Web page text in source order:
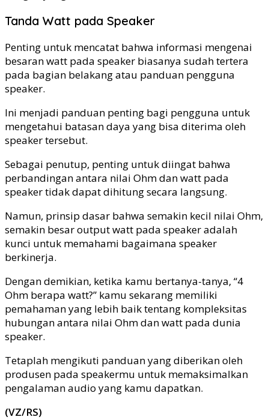
Tanda Watt pada Speaker
Penting untuk mencatat bahwa informasi mengenai
besaran watt pada speaker biasanya sudah tertera
pada bagian belakang atau panduan pengguna
speaker.
Ini menjadi panduan penting bagi pengguna untuk
mengetahui batasan daya yang bisa diterima oleh
speaker tersebut.
Sebagai penutup, penting untuk diingat bahwa
perbandingan antara nilai Ohm dan watt pada
speaker tidak dapat dihitung secara langsung.
Namun, prinsip dasar bahwa semakin kecil nilai Ohm,
semakin besar output watt pada speaker adalah
kunci untuk memahami bagaimana speaker
berkinerja.
Dengan demikian, ketika kamu bertanya-tanya, “4
Ohm berapa watt?” kamu sekarang memiliki
pemahaman yang lebih baik tentang kompleksitas
hubungan antara nilai Ohm dan watt pada dunia
speaker.
Tetaplah mengikuti panduan yang diberikan oleh
produsen pada speakermu untuk memaksimalkan
pengalaman audio yang kamu dapatkan.
(VZ/RS)